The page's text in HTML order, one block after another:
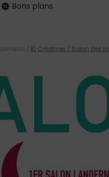
Bons plans
/ ID Créatives / Salon des